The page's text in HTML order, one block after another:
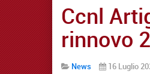
Ccnl
rinnovo
News 16 Luglio